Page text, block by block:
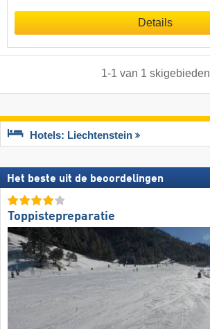
Details
1-1 van 1 skigebieden
Hotels: Liechtenstein
Het beste uit de beoordelingen
Toppistepreparatie